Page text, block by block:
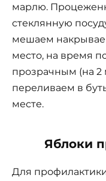
марлю.
стеклянную
мешаем
место, на время
прозрачным (на 2
переливаем в
месте.
Яблоки
Для